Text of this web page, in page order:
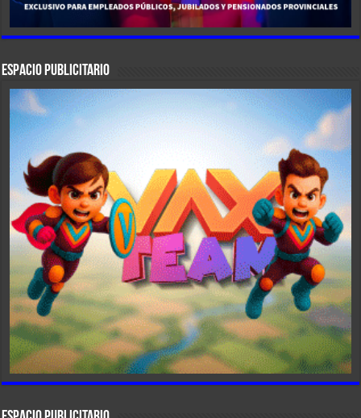
ESPACIO PUBLICITARIO